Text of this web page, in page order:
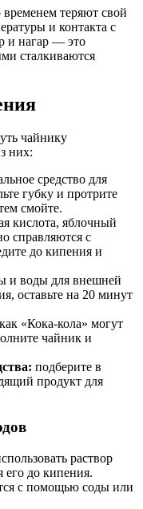
теряют свой
и контакта с
и нагар — это
сталкиваются
чайнику
них:
средство для
губку и протрите
смойте.
кислота, яблочный
справляются с
до кипения и
и воды для внешней
оставьте на 20 минут
«Кока-кола» могут
чайник и
подберите в
продукт для
раствор
его до кипения.
с помощью соды или